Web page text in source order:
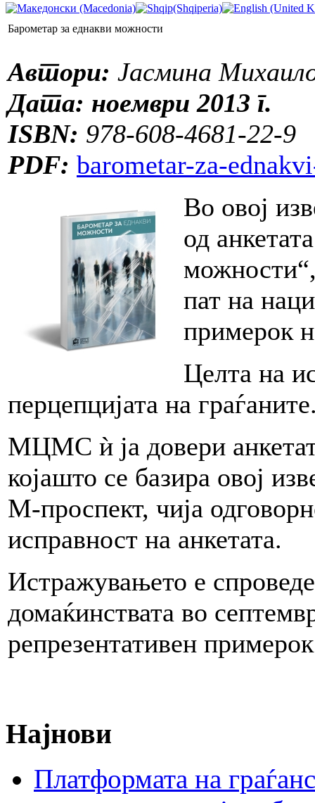
Барометар за еднакви можности
Автори: Јасмина
Дата: ноември 2013 г.
ISBN: 978-608-4681-22-9
PDF: barometar-za-
Во овој
од
пат на
примерок
Целта на
перцепцијата на
МЦМС ѝ ја довери
којашто се базира овој
М-проспект, чија
исправност на анкетата.
Истражувањето е
домаќинствата во
репрезентативен
Најнови
Платформата на